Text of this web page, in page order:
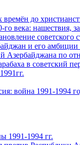
до
го века: нашествия,
советского
и его амбиции
Азербайджана по
в советский
война 1991-1994
1991-1994 гг.